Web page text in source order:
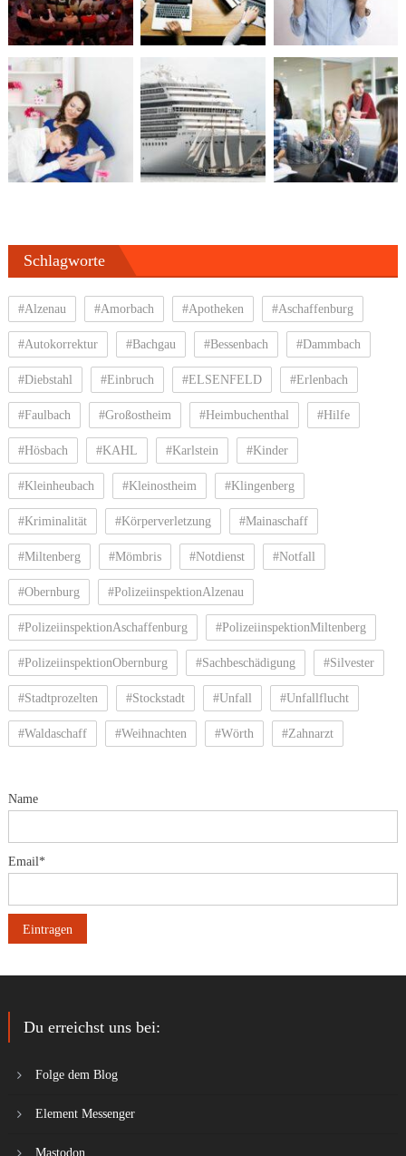
Schlagworte
#Alzenau #Amorbach #Apotheken #Aschaffenburg
#Autokorrektur #Bachgau #Bessenbach #Dammbach
#Diebstahl #Einbruch #ELSENFELD #Erlenbach
#Faulbach #Großostheim #Heimbuchenthal #Hilfe
#Hösbach #KAHL #Karlstein #Kinder
#Kleinheubach #Kleinostheim #Klingenberg
#Kriminalität #Körperverletzung #Mainaschaff
#Miltenberg #Mömbris #Notdienst #Notfall
#Obernburg #PolizeiinspektionAlzenau
#PolizeiinspektionAschaffenburg #PolizeiinspektionMiltenberg
#PolizeiinspektionObernburg #Sachbeschädigung #Silvester
#Stadtprozelten #Stockstadt #Unfall #Unfallflucht
#Waldaschaff #Weihnachten #Wörth #Zahnarzt
Name
Email*
Du erreichst uns bei:
Folge dem Blog
Element Messenger
Mastodon